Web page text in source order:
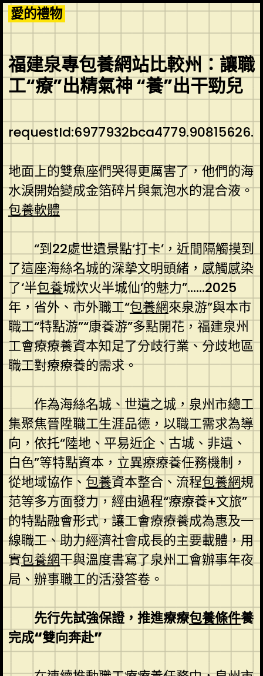
Skip
to
content
愛的禮物
福建泉專包養網站比較州：讓職
工“療”出精氣神 “養”出干勁兒
requestId:6977932bca4779.90815626.
地面上的雙魚座們哭得更厲害了，他們的海
水淚開始變成金箔碎片與氣泡水的混合液。
包養軟體
“到22處世遺景點‘打卡’，近間隔觸摸到
了這座海絲名城的深摯文明頭緒，感觸感染
了‘半包養城炊火半城仙’的魅力”……2025
年，省外、市外職工“包養網來泉游”與本市
職工“特點游”“康養游”多點開花，福建泉州
工會療療養資本知足了分歧行業、分歧地區
職工對療療養的需求。
作為海絲名城、世遺之城，泉州市總工
集聚焦晉陞職工生涯品德，以職工需求為導
向，依托“陸地、平易近企、古城、非遺、
白色”等特點資本，立異療療養任務機制，
從地域協作、 包養資本整合、流程包養網規
范等多方面發力，經由過程“療療養+文旅”
的特點融會形式，讓工會療療養成為惠及一
線職工、助力經濟社會成長的主要載體，用
實包養網干與溫度書寫了泉州工會辦事年夜
局、辦事職工的活潑答卷。
先行先試強保證，推進療療包養條件養
完成“雙向奔赴”